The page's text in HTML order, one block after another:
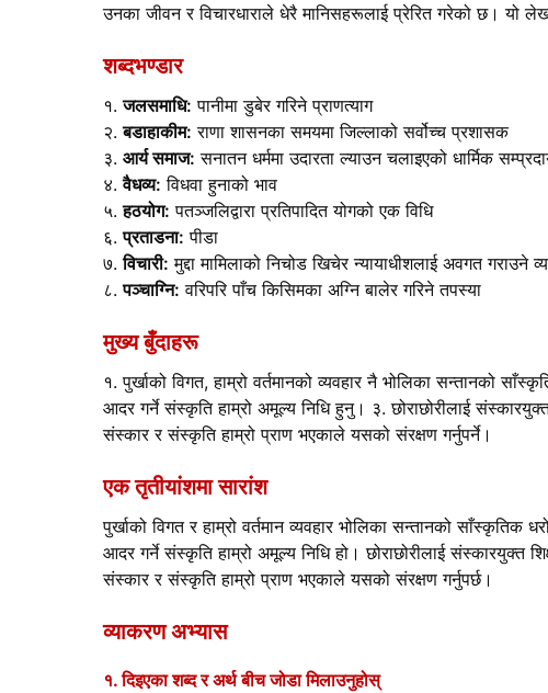
उनका जीवन र विचारधाराले धेरै मानिसहरूलाई प्रेरित गरेको छ। यो
शब्दभण्डार
१.जलसमाधि: पानीमा डुबेर गरिने प्राणत्याग
२.बडाहाकीम: राणा शासनका समयमा जिल्लाको सर्वोच्च प्रशासक
३. आर्य समाज: सनातन धर्ममा उदारता ल्याउन चलाइएको धार्मिक
४.वैधव्य: विधवा हुनाको भाव
५.हठयोग: पतञ्जलिद्वारा प्रतिपादित योगको एक विधि
६.प्रताडना: पीडा
७.विचारी: मुद्दा मामिलाको निचोड खिचेर न्यायाधीशलाई अवगत गराउने
८.पञ्चाग्नि: वरिपरि पाँच किसिमका अग्नि बालेर गरिने तपस्या
मुख्य बुँदाहरू
१. पुर्खाको विगत, हाम्रो वर्तमानको व्यवहार नै भोलिका सन्तानको
आदर गर्ने संस्कृति हाम्रो अमूल्य निधि हुनु। ३. छोराछोरीलाई
संस्कार र संस्कृति हाम्रो प्राण भएकाले यसको संरक्षण गर्नुपर्ने।
एक तृतीयांशमा सारांश
पुर्खाको विगत र हाम्रो वर्तमान व्यवहार भोलिका सन्तानको
आदर गर्ने संस्कृति हाम्रो अमूल्य निधि हो। छोराछोरीलाई संस्कारयुक्त
संस्कार र संस्कृति हाम्रो प्राण भएकाले यसको संरक्षण गर्नुपर्छ।
व्याकरण अभ्यास
१. दिइएका शब्द र अर्थ बीच जोडा मिलाउनुहोस्